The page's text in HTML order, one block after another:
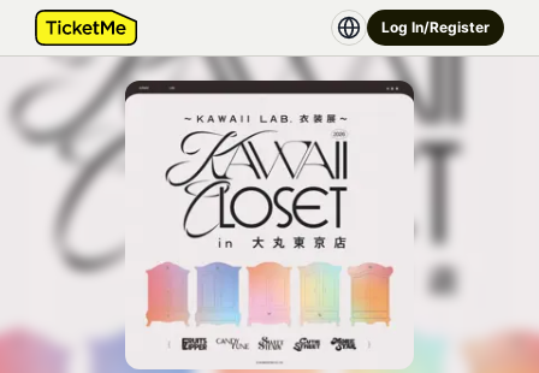
Log In/Register